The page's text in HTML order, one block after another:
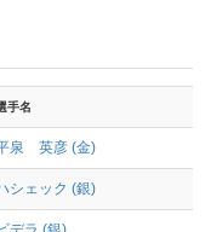
手名
泉 英彦 (金)
シェック (銀)